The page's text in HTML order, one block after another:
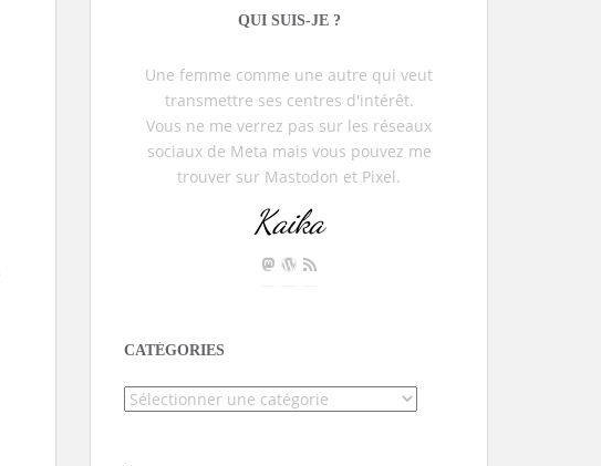
QUI SUIS-JE ?
Une femme comme une autre qui veut
transmettre ses centres d'intérêt.
Vous ne me verrez pas sur les réseaux
sociaux de Meta mais vous pouvez me
trouver sur Mastodon et Pixel.
Kaika
CATÉGORIES
Catégories